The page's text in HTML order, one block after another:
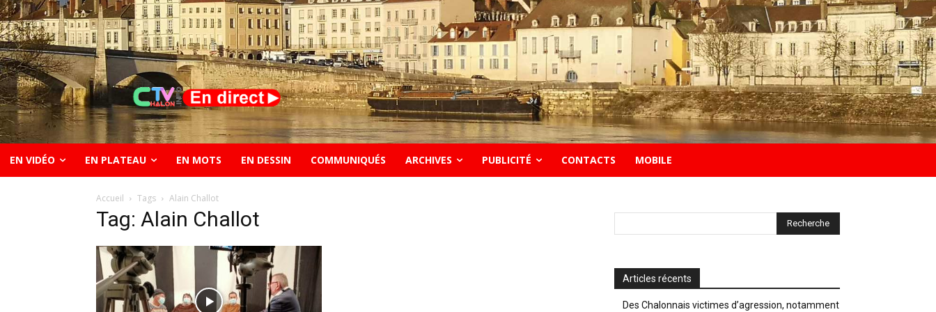
EN VIDÉO EN PLATEAU EN MOTS EN DESSIN COMMUNIQUÉS ARCHIVES PUBLICITÉ CONTACTS MOBILE
Accueil Tags Alain Challot
Tag: Alain Challot
Articles récents
Des Chalonnais victimes d’agression, notamment